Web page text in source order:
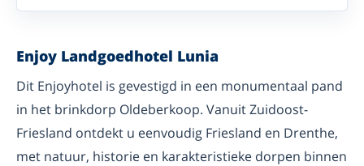
Enjoy Landgoedhotel Lunia
Dit Enjoyhotel is gevestigd in een monumentaal pand
in het brinkdorp Oldeberkoop. Vanuit Zuidoost-
Friesland ontdekt u eenvoudig Friesland en Drenthe,
met natuur, historie en karakteristieke dorpen binnen